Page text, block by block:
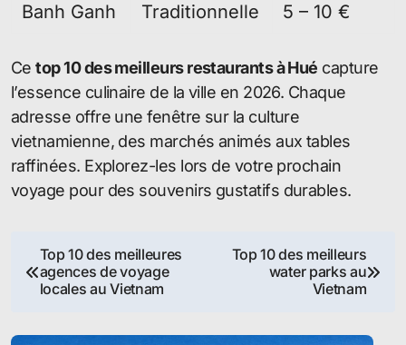
Banh Ganh
Traditionnelle 5 – 10 €
Cetop 10 des meilleurs restaurants à Hué capture
l’essence culinaire de la ville en 2026. Chaque
adresse offre une fenêtre sur la culture
vietnamienne, des marchés animés aux tables
raffinées. Explorez-les lors de votre prochain
voyage pour des souvenirs gustatifs durables.
Navigation
de
l’article
Top 10 des meilleures
agences de voyage
locales au Vietnam
Top 10 des meilleurs
water parks au
Vietnam